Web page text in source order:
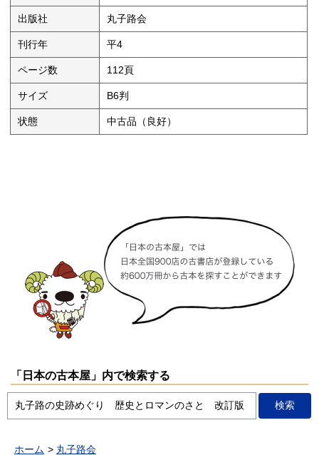
出版社 丸子路会
刊行年 平4
ページ数 112頁
サイズ B6判
状態 中古品（良好）
「日本の古本屋」内で検索する
ホーム 丸子路会